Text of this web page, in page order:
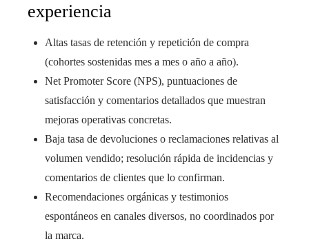
experiencia
Altas tasas de retención y repetición de compra
(cohortes sostenidas mes a mes o año a año).
Net Promoter Score (NPS), puntuaciones de
satisfacción y comentarios detallados que muestran
mejoras operativas concretas.
Baja tasa de devoluciones o reclamaciones relativas al
volumen vendido; resolución rápida de incidencias y
comentarios de clientes que lo confirman.
Recomendaciones orgánicas y testimonios
espontáneos en canales diversos, no coordinados por
la marca.